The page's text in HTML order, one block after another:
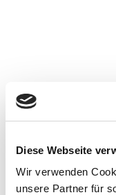
Diese Webseite
Wir verwenden
unsere Partner für